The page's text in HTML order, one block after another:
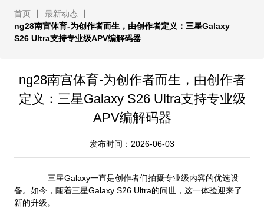
首页
最新动态
ng28南宫体育-为创作者而生，由创作者定义：三星Galaxy
S26 Ultra支持专业级APV编解码器
ng28南宫体育-为创作者而生，由创作者
定义：三星Galaxy S26 Ultra支持专业级
APV编解码器
发布时间：2026-06-03
三星Galaxy一直是创作者们拍摄专业级内容的优选设
备。如今，随着三星Galaxy S26 Ultra的问世，这一体验迎来了
新的升级。